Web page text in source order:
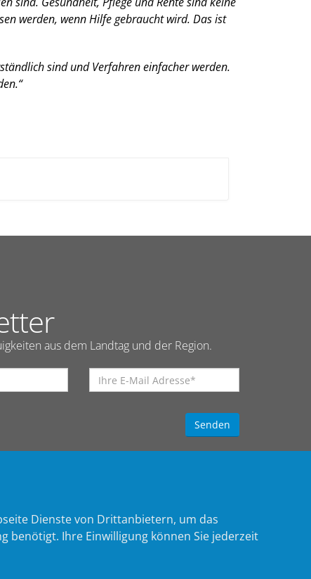
werden, wenn Hilfe gebraucht wird. Das ist
sind und Verfahren einfacher werden.
aus dem Landtag und der Region.
Dienste von Drittanbietern, um das
benötigt. Ihre Einwilligung können Sie jederzeit